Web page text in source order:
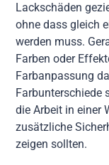
Lackschäden
ohne dass gleich
werden muss.
Farben oder
Farbanpassung
Farbunterschiede
die Arbeit in einer
zusätzliche
zeigen sollten.